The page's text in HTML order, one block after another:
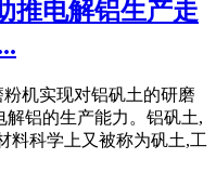
推电解铝生产走
机实现对铝矾土的研磨
解铝的生产能力。铝矾土,
料科学上又被称为矾土,工